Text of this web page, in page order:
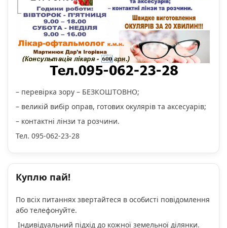
– перевірка зору – БЕЗКОШТОВНО;
– великій вибір оправ, готових окулярів та аксесуарів;
– контактні лінзи та розчини.
Тел. 095-062-23-28
Куплю пай!
По всіх питаннях звертайтеся в особисті повідомлення
або телефонуйте.
Індивідуальний підхід до кожної земельної ділянки.